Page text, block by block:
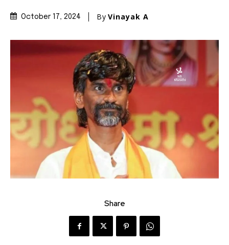
October 17, 2024 By Vinayak A
Share